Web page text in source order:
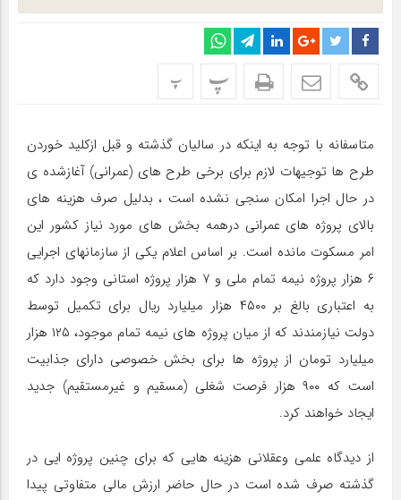
پ پ
متاسفانه با توجه به اینکه در سالیان گذشته و قبل ازکلید خوردن
طرح ها توجیهات لازم برای برخی طرح های (عمرانی) آغازشده ی
در حال اجرا امکان سنجی نشده است ، بدلیل صرف هزینه های
بالای پروژه های عمرانی درهمه بخش های مورد نیاز کشور این
امر مسکوت مانده است. بر اساس اعلام یکی از سازمانهای اجرایی
۶ هزار پروژه نیمه تمام ملی و ۷ هزار پروژه استانی وجود دارد که
به اعتباری بالغ بر ۴۵۰۰ هزار میلیارد ریال برای تکمیل توسط
دولت نیازمندند که از میان پروژه های نیمه تمام موجود، ۱۲۵ هزار
میلیارد تومان از پروژه ها برای بخش خصوصی دارای جذابیت
است که ۹۰۰ هزار فرصت شغلی (مسقیم و غیرمستقیم) جدید
ایجاد خواهند کرد.
از دیدگاه علمی وعقلانی هزینه هایی که برای چنین پروژه ایی در
گذشته صرف شده است در حال حاضر ارزش مالی متفاوتی پیدا